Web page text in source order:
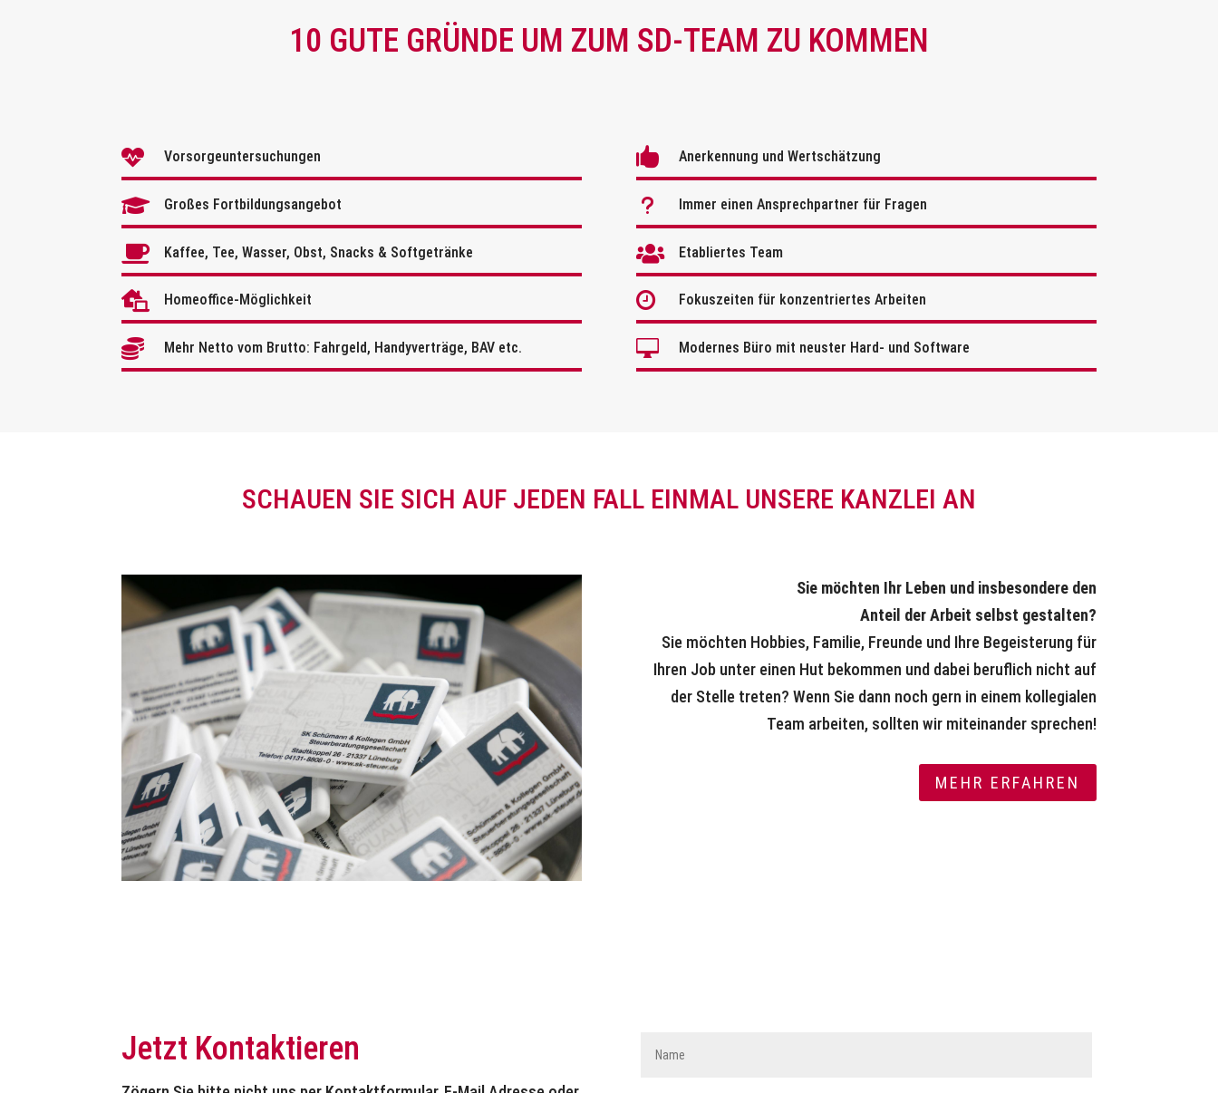
10 GUTE GRÜNDE UM ZUM SD-TEAM ZU KOMMEN
 Vorsorgeuntersuchungen
 Großes Fortbildungsangebot
 Kaffee, Tee, Wasser, Obst, Snacks & Softgetränke
 Homeoffice-Möglichkeit
 Mehr Netto vom Brutto: Fahrgeld, Handyverträge, BAV etc.
 Anerkennung und Wertschätzung
u Immer einen Ansprechpartner für Fragen
 Etabliertes Team
 Fokuszeiten für konzentriertes Arbeiten
 Modernes Büro mit neuster Hard- und Software
SCHAUEN SIE SICH AUF JEDEN FALL EINMAL UNSERE KANZLEI AN
Sie möchten Ihr Leben und insbesondere den
Anteil der Arbeit selbst gestalten?
Sie möchten Hobbies, Familie, Freunde und Ihre Begeisterung für
Ihren Job unter einen Hut bekommen und dabei beruflich nicht auf
der Stelle treten? Wenn Sie dann noch gern in einem kollegialen
Team arbeiten, sollten wir miteinander sprechen!
MEHR ERFAHREN
Jetzt Kontaktieren